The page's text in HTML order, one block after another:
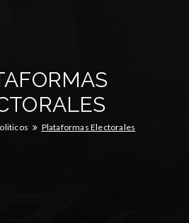
Plataformas Electorales